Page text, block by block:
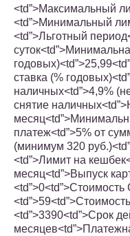
<td”>Максимальный
<td”>Минимальный
<td”>Льготный
ставка (%
наличных<td”>4,9%
снятие
платеж<td”>5% от
(минимум 320
<td”>Лимит на
месяц<td”>Выпуск
<td”>3390<td”>Срок